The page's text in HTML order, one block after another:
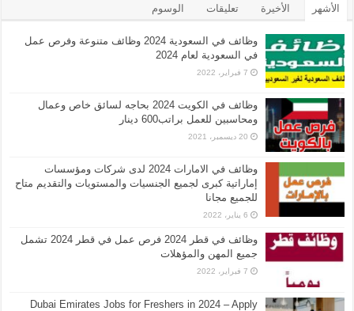
الأشهر الأخيرة تعليقات الوسوم
وظائف في السعودية 2024 وظائف متنوعة وفرص عمل
في السعودية لعام 2024
7 فبراير، 2022
وظائف في الكويت 2024 بحاجه لسائق خاص وعمال
ومحاسبين للعمل براتب600 دينار
20 ديسمبر، 2021
وظائف في الامارات 2024 لدى شركات ومؤسسات
إماراتية كبرى لجميع الجنسيات والمستويات والتقديم متاح
للجميع مجانا
6 يناير، 2022
وظائف في قطر 2024 فرص عمل في قطر 2024 تشمل
جميع المهن والمؤهلات
7 فبراير، 2022
Dubai Emirates Jobs for Freshers in 2024 – Apply